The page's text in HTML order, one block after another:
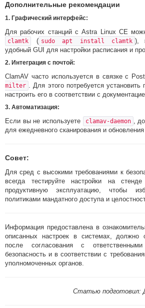
Дополнительные рекомендации
1. Графический интерфейс:
Для рабочих станций с Astra Linux CE
clamtk ( sudo apt install clamtk ),
удобный GUI для настройки расписания и
2. Интеграция с почтой:
ClamAV часто используется в связке с
milter . Для этого потребуется установить
настроить его в соответствии с
3. Автоматизация:
Если вы не используете clamav-daemon ,
для ежедневного сканирования и обновления
Совет:
Для сред с высокими требованиями к
всегда тестируйте настройки на
продуктивную эксплуатацию, чтобы
политиками мандатного доступа и
Информация предоставлена в
описанных настроек в системах, должно
после согласования с
безопасность и в соответствии с
уполномоченных органов.
Статью подготовил: